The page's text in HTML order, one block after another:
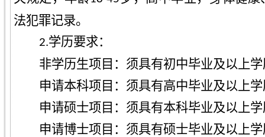
法犯罪记录。
2.学历要求：
非学历生项目：须具有初中毕业及以上
申请本科项目：须具有高中毕业及以上
申请硕士项目：须具有本科毕业及以上
申请博士项目：须具有硕士毕业及以上